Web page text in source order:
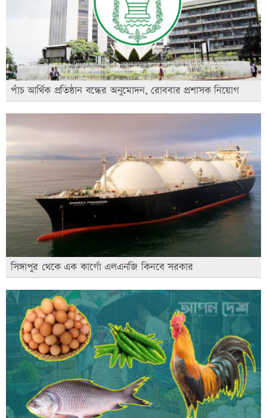
পাঁচ আর্থিক প্রতিষ্ঠান বন্ধের অনুমোদন, রোববার প্রশাসক নিয়োগ
সিঙ্গাপুর থেকে এক কার্গো এলএনজি কিনবে সরকার